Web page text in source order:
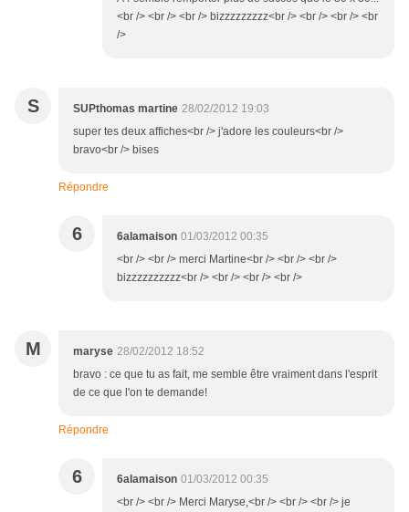
<br /> <br /> <br /> bizzzzzzzzz<br /> <br /> <br /> <br
/>
S SUPthomas martine 28/02/2012 19:03
super tes deux affiches<br /> j'adore les couleurs<br />
bravo<br /> bises
Répondre
6 6alamaison 01/03/2012 00:35
<br /> <br /> merci Martine<br /> <br /> <br />
bizzzzzzzzzz<br /> <br /> <br /> <br />
M maryse 28/02/2012 18:52
bravo : ce que tu as fait, me semble être vraiment dans l'esprit
de ce que l'on te demande!
Répondre
6 6alamaison 01/03/2012 00:35
<br /> <br /> Merci Maryse,<br /> <br /> <br /> je